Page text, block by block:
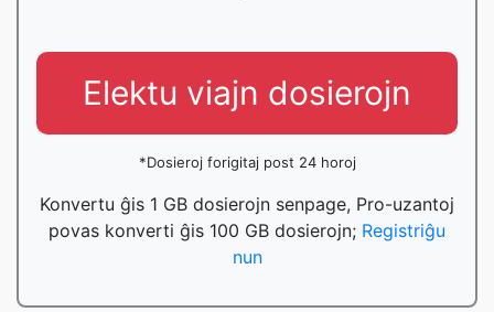
Elektu viajn dosierojn
*Dosieroj forigitaj post 24 horoj
Konvertu ĝis 1 GB dosierojn senpage, Pro-uzantoj
povas konverti ĝis 100 GB dosierojn; Registriĝu
nun